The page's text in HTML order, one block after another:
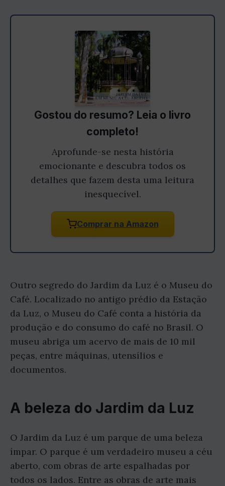
Gostou do resumo? Leia o livro
completo!
Aprofunde-se nesta história
emocionante e descubra todos os
detalhes que fazem desta uma leitura
inesquecível.
Comprar na Amazon
Outro segredo do Jardim da Luz é o Museu do
Café. Localizado no antigo prédio da Estação
da Luz, o Museu do Café conta a história da
produção e do consumo do café no Brasil. O
museu abriga um acervo de mais de 10 mil
peças, entre máquinas, utensílios e
documentos.
A beleza do Jardim da Luz
O Jardim da Luz é um parque de uma beleza
ímpar. O parque é um verdadeiro museu a céu
aberto, com obras de arte espalhadas por
todos os lados. Entre as obras de arte mais